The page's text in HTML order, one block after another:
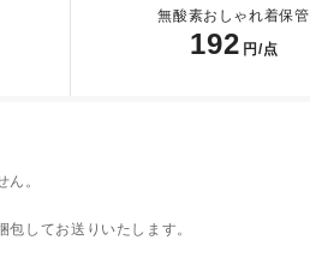
無酸素おしゃれ着保管
192 円/点
。
してお送りいたします。